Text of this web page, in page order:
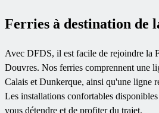
Ferries à destination de
Avec DFDS, il est facile de rejoindre la
Douvres. Nos ferries comprennent une
Calais et Dunkerque, ainsi qu'une ligne
Les installations confortables
vous détendre et de profiter du trajet.